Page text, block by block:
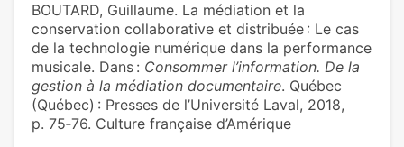
BOUTARD, Guillaume. La médiation et la
conservation collaborative et distribuée : Le cas
de la technologie numérique dans la performance
musicale. Dans : Consommer l’information. De la
gestion à la médiation documentaire. Québec
(Québec) : Presses de l’Université Laval, 2018,
p. 75‑76. Culture française d’Amérique